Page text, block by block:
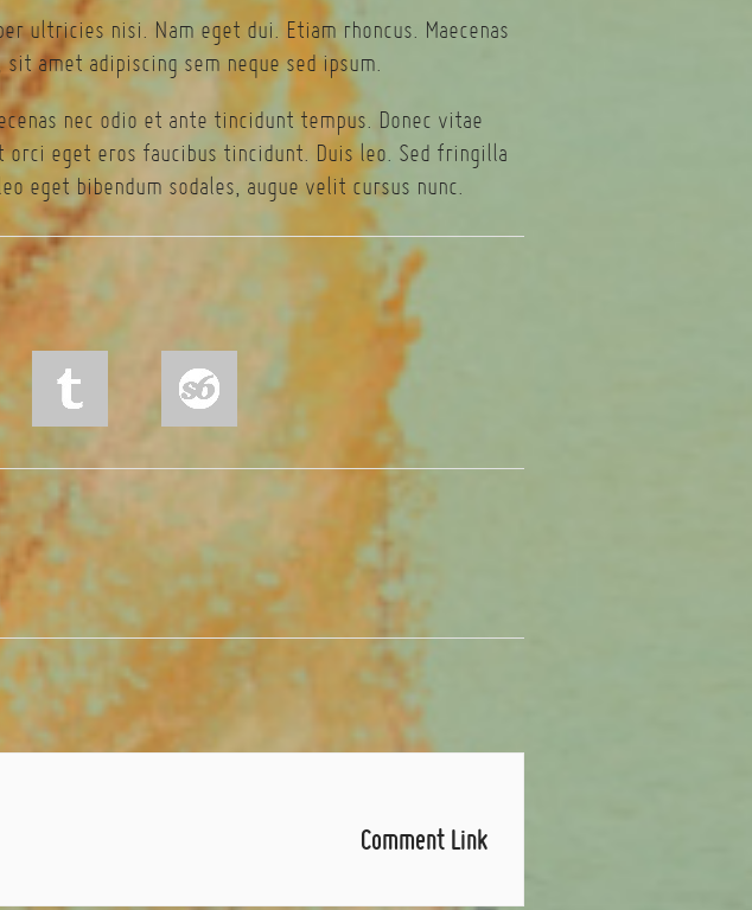
ultricies nisi. Nam eget dui. Etiam rhoncus. Maecenas
amet adipiscing sem neque sed ipsum.
nec odio et ante tincidunt tempus. Donec vitae
eget eros faucibus tincidunt. Duis leo. Sed fringilla
eget bibendum sodales, augue velit cursus nunc.
Comment Link